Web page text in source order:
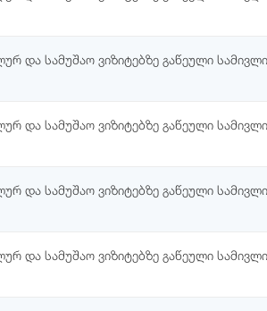
და სამუშაო ვიზიტებზე გაწეული
და სამუშაო ვიზიტებზე გაწეული
და სამუშაო ვიზიტებზე გაწეული
და სამუშაო ვიზიტებზე გაწეული